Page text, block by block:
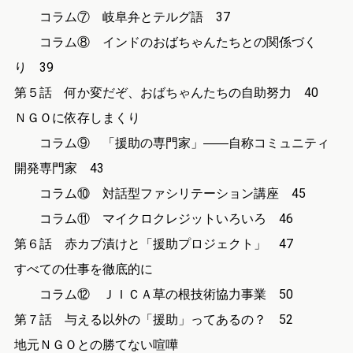
コラム⑦ 岐阜弁とテルグ語 37
コラム⑧ インドのおばちゃんたちとの関係づく
り 39
第５話 何か変だぞ、おばちゃんたちの自助努力 40
ＮＧＯに依存しまくり
コラム⑨ 「援助の専門家」――自称コミュニティ
開発専門家 43
コラム⑩ 対話型ファシリテーション講座 45
コラム⑪ マイクロクレジットいろいろ 46
第６話 赤カブ漬けと「援助プロジェクト」 47
すべての仕事を徹底的に
コラム⑫ ＪＩＣＡ草の根技術協力事業 50
第７話 与える以外の「援助」ってあるの？ 52
地元ＮＧＯとの勝てない喧嘩